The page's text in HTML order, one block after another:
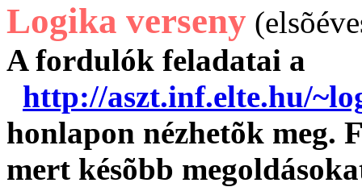
Logika verseny
A fordulók feladatai
http://aszt.inf.elte.hu/
honlapon nézhetõk meg.
mert késõbb